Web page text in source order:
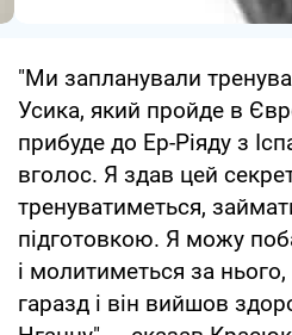
"Ми запланували
Усика, який пройде в
прибуде до Ер-Ріяду з
вголос. Я здав цей
тренуватиметься,
підготовкою. Я можу
і молитиметься за
гаразд і він вийшов